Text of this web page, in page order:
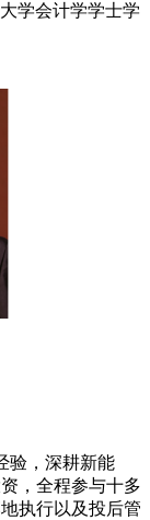
学会计学学士学
验，深耕新能
，全程参与十多
执行以及投后管